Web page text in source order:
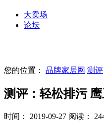
大卖场
论坛
您的位置： 品牌家居网 测评
测评：轻松排污
时间： 2019-09-27 阅读：